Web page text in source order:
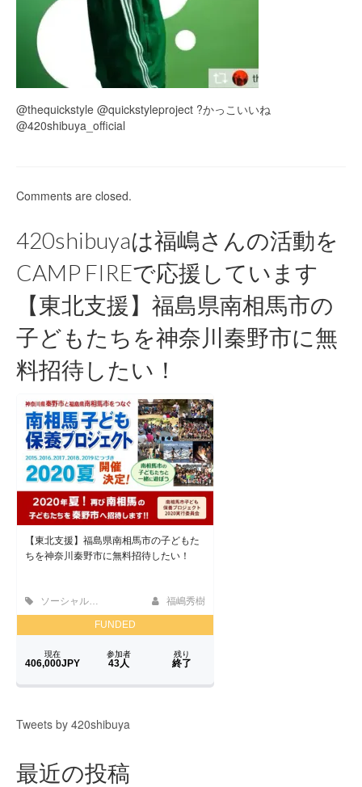
www.h4wp.com
420friendly 通販
@thequickstyle @quickstyleproject ?かっこいいね
@420shibuya_official
Comments are closed.
420shibuyaは福嶋さんの活動を
CAMP FIREで応援しています
【東北支援】福島県南相馬市の
子どもたちを神奈川秦野市に無
料招待したい！
Tweets by 420shibuya
最近の投稿